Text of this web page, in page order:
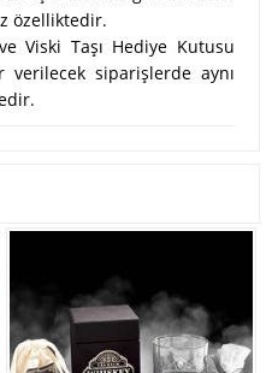
özelliktedir.
Viski Taşı Hediye Kutusu
siparişlerde aynı